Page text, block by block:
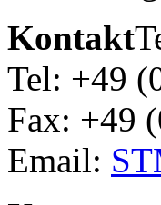
Kontakt
Tel: +49
Fax: +49
Email: